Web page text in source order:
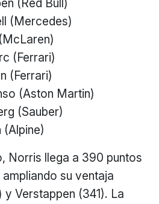
(Red Bull)
(Mercedes)
(Ferrari)
(Ferrari)
(Aston Martin)
(Sauber)
(Alpine)
Norris llega a 390 puntos
su ventaja
Verstappen (341). La